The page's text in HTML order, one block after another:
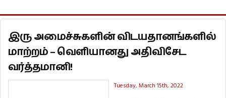
இரு அமைச்சுகளின் விடயதானங்களில்
மாற்றம் – வெளியானது அதிவிசேட
வர்த்தமானி!
Tuesday, March 15th, 2022